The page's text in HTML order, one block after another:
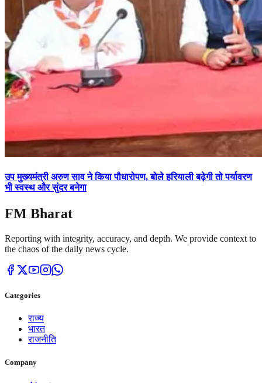
उप मुख्यमंत्री अरुण साव ने किया पौधारोपण, बोले हरियाली बढ़ेगी तो पर्यावरण
भी स्वस्थ और सुंदर बनेगा
FM Bharat
Reporting with integrity, accuracy, and depth. We provide context to
the chaos of the daily news cycle.
Categories
राज्य
भारत
राजनीति
Company